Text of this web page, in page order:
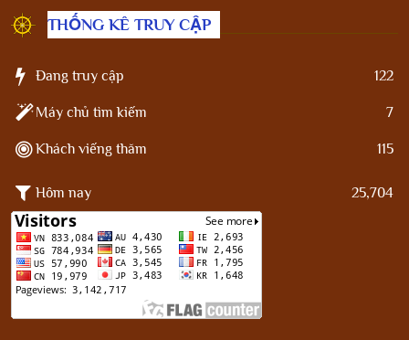
THỐNG KÊ TRUY CẬP
Đang truy cập 122
Máy chủ tìm kiếm 7
Khách viếng thăm 115
Hôm nay 25,704